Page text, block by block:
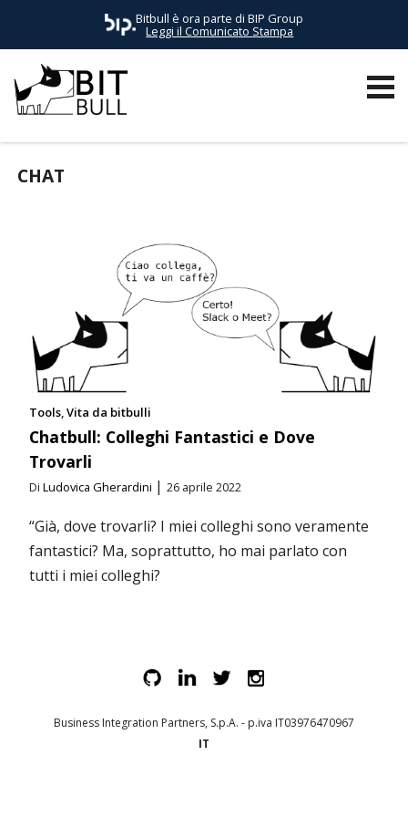
Bitbull è ora parte di BIP Group
Leggi il Comunicato Stampa
TUTTI I POST AWS
CHAT
Tools Vita da bitbulli
Chatbull: Colleghi Fantastici e Dove
Trovarli
Di Ludovica Gherardini | 26 aprile 2022
“Già, dove trovarli? I miei colleghi sono veramente
fantastici? Ma, soprattutto, ho mai parlato con
tutti i miei colleghi?
Business Integration Partners, S.p.A. - p.iva IT03976470967
IT